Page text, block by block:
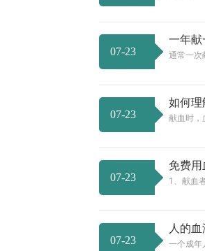
07-23
一年
通常一
07-23
如何理
献血时，
07-23
免费
1、献血
07-23
人的
一个成